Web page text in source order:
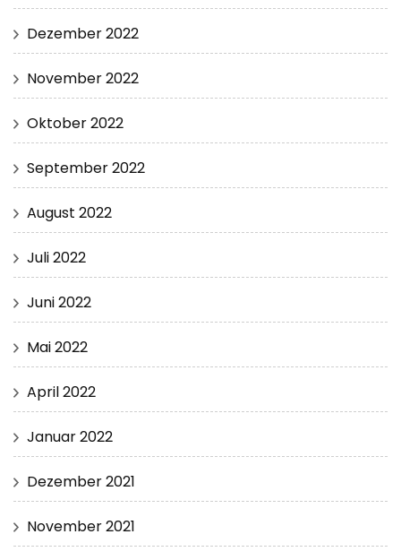
Dezember 2022
November 2022
Oktober 2022
September 2022
August 2022
Juli 2022
Juni 2022
Mai 2022
April 2022
Januar 2022
Dezember 2021
November 2021